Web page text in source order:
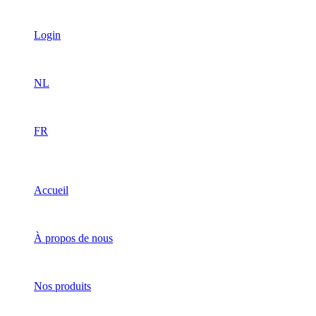
Login
NL
FR
Accueil
À propos de nous
Nos produits